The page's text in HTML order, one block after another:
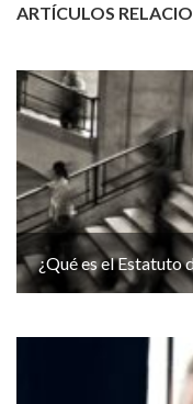
ARTÍCULOS
¿Qué es el Estatuto